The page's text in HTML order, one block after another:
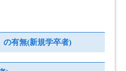
の有無(新規学卒者)